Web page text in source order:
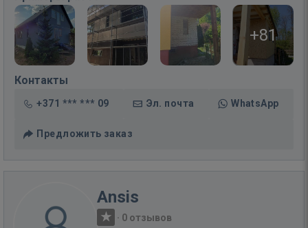
+81
Контакты
+371 *** *** 09 Эл. почта WhatsApp
Предложить заказ
Ansis
· 0 отзывов